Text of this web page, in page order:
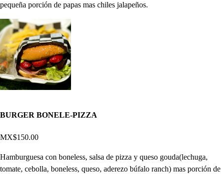
pequeña porción de papas mas chiles jalapeños.
BURGER BONELE-PIZZA
MX$150.00
Hamburguesa con boneless, salsa de pizza y queso gouda(lechuga,
tomate, cebolla, boneless, queso, aderezo búfalo ranch) mas porción de